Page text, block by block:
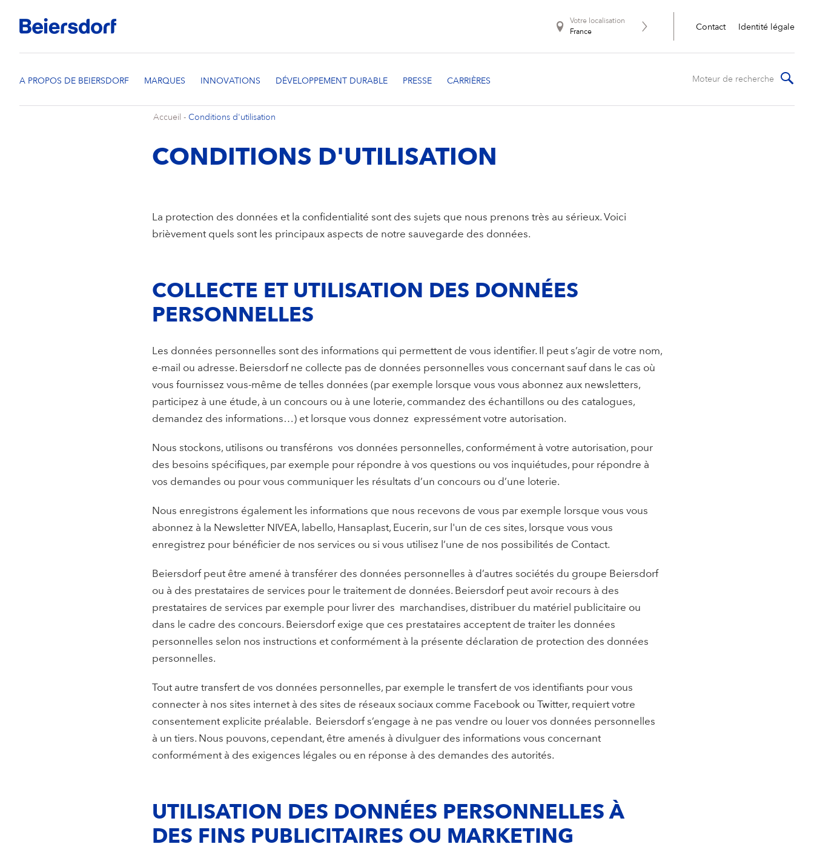
Votre localisation
France
Contact Identité légale
Accueil - Conditions d'utilisation
CONDITIONS D'UTILISATION
La protection des données et la confidentialité sont des sujets que nous prenons très au sérieux. Voici
brièvement quels sont les principaux aspects de notre sauvegarde des données.
COLLECTE ET UTILISATION DES DONNÉES
PERSONNELLES
Les données personnelles sont des informations qui permettent de vous identifier. Il peut s’agir de votre nom,
e-mail ou adresse. Beiersdorf ne collecte pas de données personnelles vous concernant sauf dans le cas où
vous fournissez vous-même de telles données (par exemple lorsque vous vous abonnez aux newsletters,
participez à une étude, à un concours ou à une loterie, commandez des échantillons ou des catalogues,
demandez des informations…) et lorsque vous donnez expressément votre autorisation.
Nous stockons, utilisons ou transférons vos données personnelles, conformément à votre autorisation, pour
des besoins spécifiques, par exemple pour répondre à vos questions ou vos inquiétudes, pour répondre à
vos demandes ou pour vous communiquer les résultats d’un concours ou d’une loterie.
Nous enregistrons également les informations que nous recevons de vous par exemple lorsque vous vous
abonnez à la Newsletter NIVEA, labello, Hansaplast, Eucerin, sur l'un de ces sites, lorsque vous vous
enregistrez pour bénéficier de nos services ou si vous utilisez l’une de nos possibilités de Contact.
Beiersdorf peut être amené à transférer des données personnelles à d’autres sociétés du groupe Beiersdorf
ou à des prestataires de services pour le traitement de données. Beiersdorf peut avoir recours à des
prestataires de services par exemple pour livrer des marchandises, distribuer du matériel publicitaire ou
dans le cadre des concours. Beiersdorf exige que ces prestataires acceptent de traiter les données
personnelles selon nos instructions et conformément à la présente déclaration de protection des données
personnelles.
Tout autre transfert de vos données personnelles, par exemple le transfert de vos identifiants pour vous
connecter à nos sites internet à des sites de réseaux sociaux comme Facebook ou Twitter, requiert votre
consentement explicite préalable. Beiersdorf s’engage à ne pas vendre ou louer vos données personnelles
à un tiers. Nous pouvons, cependant, être amenés à divulguer des informations vous concernant
conformément à des exigences légales ou en réponse à des demandes des autorités.
UTILISATION DES DONNÉES PERSONNELLES À
DES FINS PUBLICITAIRES OU MARKETING